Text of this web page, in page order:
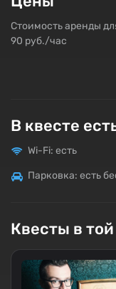
Стоимость аренды
90 руб./час
В квесте
Wi-Fi: есть
Парковка: есть
Квесты в